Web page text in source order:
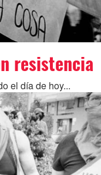
resistencia
el día de hoy...